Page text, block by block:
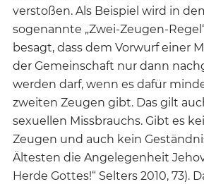
verstoßen. Als Beispiel wird in
sogenannte „Zwei-Zeugen-
besagt, dass dem Vorwurf einer
der Gemeinschaft nur dann
werden darf, wenn es dafür
zweiten Zeugen gibt. Das gilt
sexuellen Missbrauchs. Gibt es
Zeugen und auch kein
Ältesten die Angelegenheit
Herde Gottes!“ Selters 2010, 73).